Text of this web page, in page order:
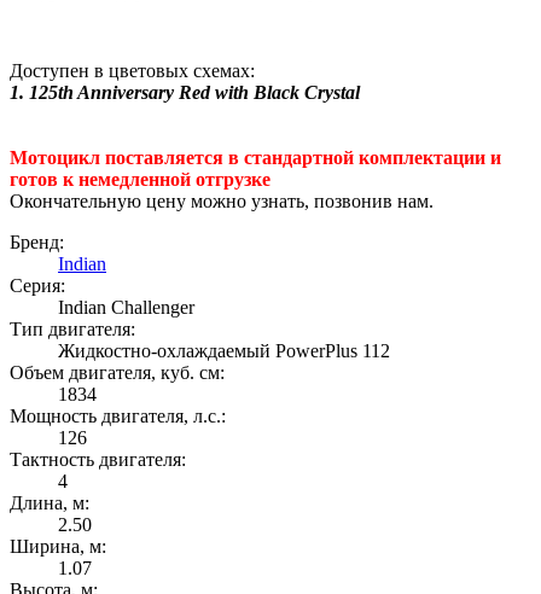
Доступен в цветовых схемах:
1. 125th Anniversary Red with Black Crystal
Мотоцикл поставляется в стандартной комплектации и
готов к немедленной отгрузке
Окончательную цену можно узнать, позвонив нам.
Бренд:
Indian
Серия:
Indian Challenger
Тип двигателя:
Жидкостно-охлаждаемый PowerPlus 112
Объем двигателя, куб. см:
1834
Мощность двигателя, л.с.:
126
Тактность двигателя:
4
Длина, м:
2.50
Ширина, м:
1.07
Высота, м: